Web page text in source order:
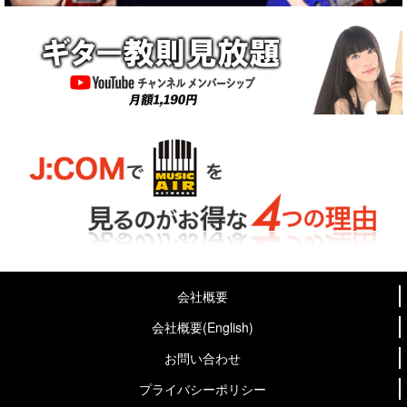
会社概要
会社概要(English)
お問い合わせ
プライバシーポリシー